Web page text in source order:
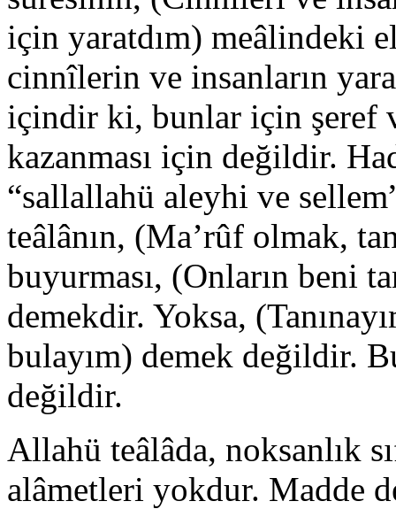
için yaratdım) meâlindeki
cinnîlerin ve insanların
içindir ki, bunlar için şeref
kazanması için değildir.
“sallallahü aleyhi ve
teâlânın, (Ma’rûf olmak,
buyurması, (Onların beni
demekdir. Yoksa,
bulayım) demek değildir.
değildir.
Allahü teâlâda, noksanlık
alâmetleri yokdur. Madde